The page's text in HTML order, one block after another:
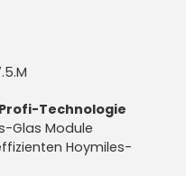
4 von 5 Sternen
Technologie
Glas Module
Hoymiles-